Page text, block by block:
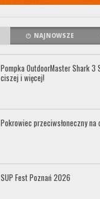
NAJNOWSZE
Pompka OutdoorMaster Shark 3
ciszej i więcej!
Pokrowiec przeciwsłoneczny na
SUP Fest Poznań 2026